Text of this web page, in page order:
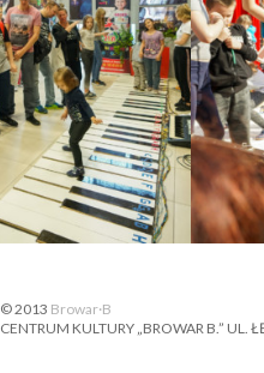
© 2013 Browar·B
CENTRUM KULTURY „BROWAR B.”